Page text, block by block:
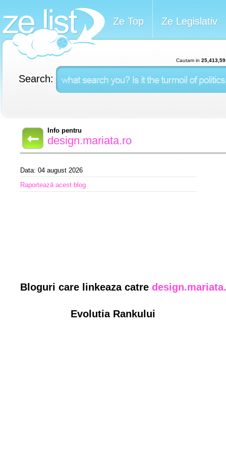
Ze Top Ze Legislativ
Cautam in
Search:
Info pentru
design.mariata.ro
Data: 04 august 2026
Raportează acest blog
Bloguri care linkeaza catre
Evolutia Rankului